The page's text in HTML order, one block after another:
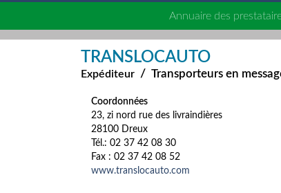
Annuaire des
TRANSLOCAUTO
Expéditeur / Transporteurs en
Coordonnées
23, zi nord rue des livraindières
28100 Dreux
Tél.: 02 37 42 08 30
Fax : 02 37 42 08 52
www.translocauto.com